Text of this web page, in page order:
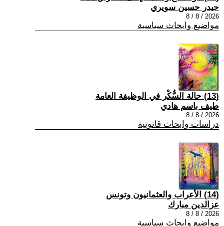
حيدر حسين سويري
2026 / 8 / 8
مواضيع وابحاث سياسية
(13) حالة السُّكْر في الوظيفة العامة
طيف باسم هادي
2026 / 8 / 8
دراسات وابحاث قانونية
(14) الأعراب والعثمانيون وتونس
عزالدين مبارك
2026 / 8 / 8
مواضيع وابحاث سياسية